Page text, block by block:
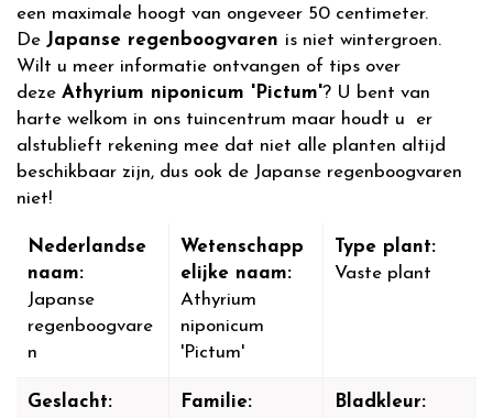
een maximale hoogt van ongeveer 50 centimeter.
De Japanse regenboogvaren is niet wintergroen.
Wilt u meer informatie ontvangen of tips over
deze Athyrium niponicum 'Pictum'? U bent van
harte welkom in ons tuincentrum maar houdt u er
alstublieft rekening mee dat niet alle planten altijd
beschikbaar zijn, dus ook de Japanse regenboogvaren
niet!
Nederlandse
naam:
Japanse
regenboogvare
n
Wetenschapp
elijke naam:
Athyrium
niponicum
'Pictum'
Type plant:
Vaste plant
Geslacht:
Familie:
Bladkleur: